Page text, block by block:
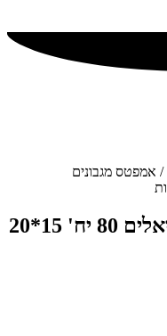
/ אמפטס מגבונים
אמפטס מגבונים אנטיבקטריאלים 80 יח' 15*20